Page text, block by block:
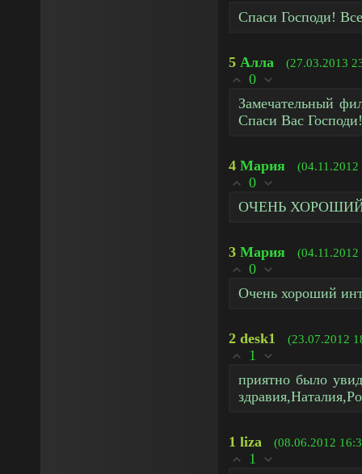
Спаси Господи!
5 Алла (27.03.2013
0
Замечательный
Спаси Вас
4 Мария (04.11.2012
0
ОЧЕНЬ
3 Мария (04.11.2012
0
Очень хороший
2 desk1 (23.07.2012
1
приятно было
1 liza (08.06.2012
1